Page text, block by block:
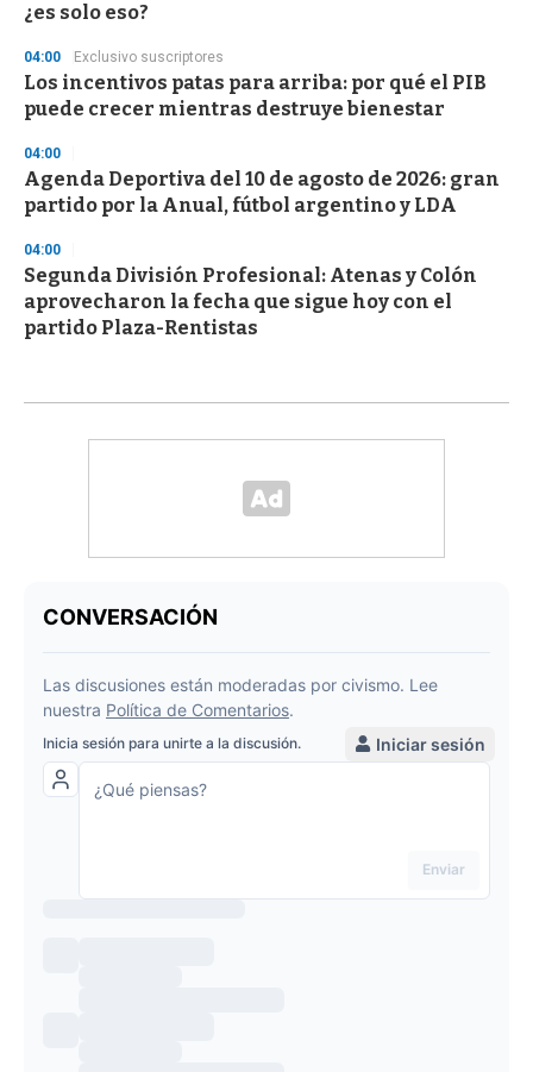
¿es solo eso?
04:00 Exclusivo suscriptores
Los incentivos patas para arriba: por qué el PIB
puede crecer mientras destruye bienestar
04:00
Agenda Deportiva del 10 de agosto de 2026: gran
partido por la Anual, fútbol argentino y LDA
04:00
Segunda División Profesional: Atenas y Colón
aprovecharon la fecha que sigue hoy con el
partido Plaza-Rentistas